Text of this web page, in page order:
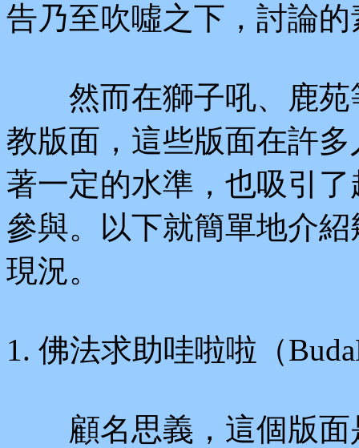
告乃至吹噓之下，討論
然而在獅子吼、鹿苑
教版面，這些版面在許
著一定的水準，也吸引
參與。以下就簡單地介
現況。
1. 佛法求助哇啦啦（
顧名思義，這個版面